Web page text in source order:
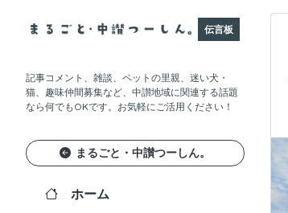
伝言板
記事コメント、雑談、ペットの里親、迷い犬・
猫、趣味仲間募集など、中讃地域に関連する話題
なら何でもOKです。お気軽にご活用ください！
まるごと・中讃つーしん。
ホーム